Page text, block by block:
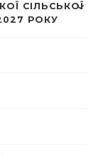
СІЛЬСЬКОЇ
РОКУ